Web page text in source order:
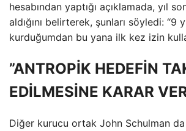
hesabından yaptığı açıklamada, yıl
aldığını belirterek, şunları söyledi: “9
kurduğumdan bu yana ilk kez izin
”ANTROPİK HEDEFİN
EDİLMESİNE KARAR
Diğer kurucu ortak John Schulman da